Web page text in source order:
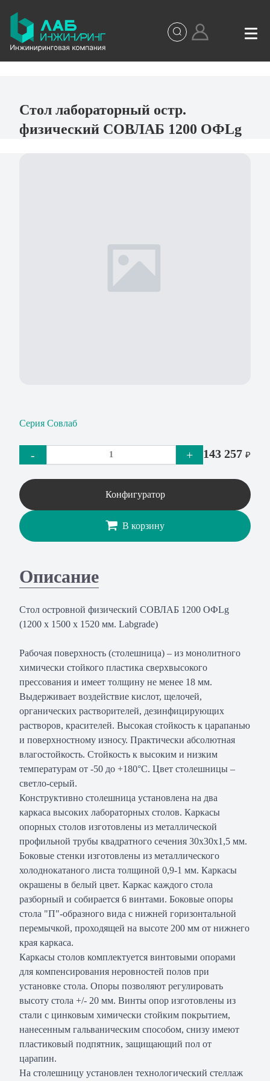
Стол лабораторный остр.
физический СОВЛАБ 1200 ОФLg
Серия Совлаб
- + 143 257 ₽
Конфигуратор
В корзину
Описание
Стол островной физический СОВЛАБ 1200 ОФLg
(1200 х 1500 х 1520 мм. Labgrade)
Рабочая поверхность (столешница) – из монолитного
химически стойкого пластика сверхвысокого
прессования и имеет толщину не менее 18 мм.
Выдерживает воздействие кислот, щелочей,
органических растворителей, дезинфицирующих
растворов, красителей. Высокая стойкость к царапанью
и поверхностному износу. Практически абсолютная
влагостойкость. Стойкость к высоким и низким
температурам от -50 до +180°С. Цвет столешницы –
светло-серый.
Конструктивно столешница установлена на два
каркаса высоких лабораторных столов. Каркасы
опорных столов изготовлены из металлической
профильной трубы квадратного сечения 30х30х1,5 мм.
Боковые стенки изготовлены из металлического
холоднокатаного листа толщиной 0,9-1 мм. Каркасы
окрашены в белый цвет. Каркас каждого стола
разборный и собирается 6 винтами. Боковые опоры
стола "П"-образного вида с нижней горизонтальной
перемычкой, проходящей на высоте 200 мм от нижнего
края каркаса.
Каркасы столов комплектуется винтовыми опорами
для компенсирования неровностей полов при
установке стола. Опоры позволяют регулировать
высоту стола +/- 20 мм. Винты опор изготовлены из
стали с цинковым химически стойким покрытием,
нанесенным гальваническим способом, снизу имеют
пластиковый подпятник, защищающий пол от
царапин.
На столешницу установлен технологический стеллаж